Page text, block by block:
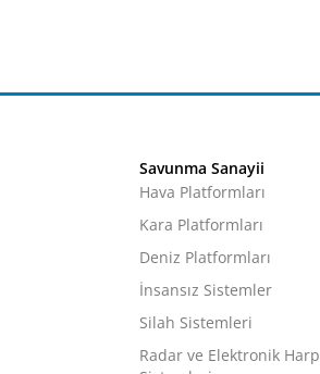
Savunma Sanayii
Hava Platformları
Kara Platformları
Deniz Platformları
İnsansız Sistemler
Silah Sistemleri
Radar ve Elektronik Harp